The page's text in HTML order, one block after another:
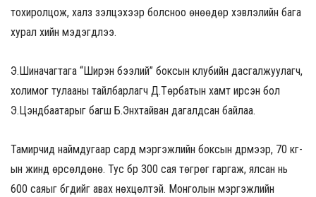
тохиролцож, халз үзэлцэхээр болсноо өнөөдөр хэвлэлийн бага
хурал хийн мэдэгдлээ.
Э.Шиначагтага “Ширэн бээлий” боксын клубийн дасгалжуулагч,
холимог тулааны тайлбарлагч Д.Төрбатын хамт ирсэн бол
Э.Цэндбаатарыг багш Б.Энхтайван дагалдсан байлаа.
Тамирчид наймдугаар сард мэргэжлийн боксын дүрмээр, 70 кг-
ын жинд өрсөлдөнө. Тус бүр 300 сая төгрөг гаргаж, ялсан нь
600 саяыг бүгдийг авах нөхцөлтэй. Монголын мэргэжлийн